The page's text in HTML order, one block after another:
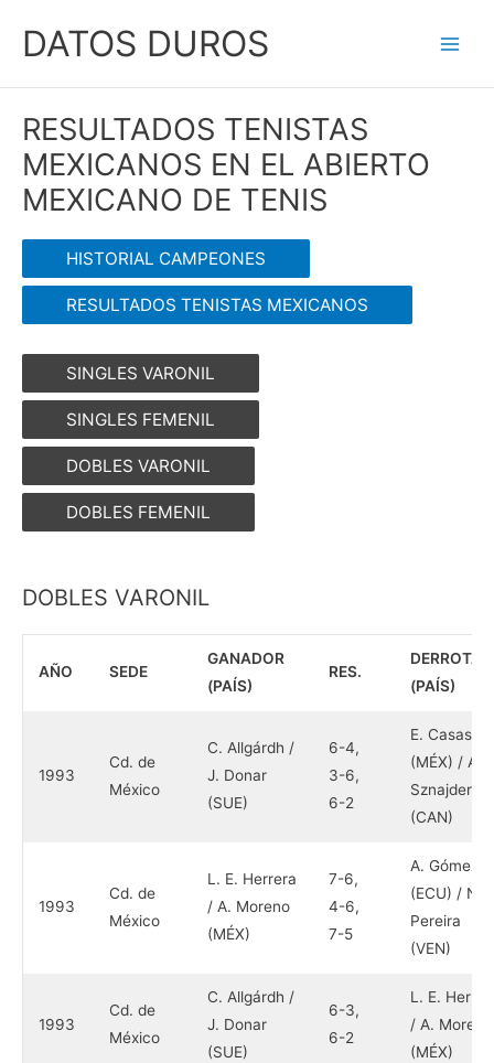
DATOS DUROS
RESULTADOS TENISTAS
MEXICANOS EN EL ABIERTO
MEXICANO DE TENIS
HISTORIAL CAMPEONES
RESULTADOS TENISTAS MEXICANOS
SINGLES VARONIL
SINGLES FEMENIL
DOBLES VARONIL
DOBLES FEMENIL
DOBLES VARONIL
AÑO SEDE
GANADOR
(PAÍS)
RES.
(PAÍS)
1993
Cd. de
México
C. Allgárdh /
J. Donar
(SUE)
6-4,
3-6,
6-2
E. Casas
(MÉX) / A.
Sznajder
(CAN)
1993
Cd. de
México
L. E. Herrera
/ A. Moreno
(MÉX)
7-6,
4-6,
7-5
A. Gómez
(ECU) / N.
Pereira
(VEN)
1993
Cd. de
México
C. Allgárdh /
J. Donar
(SUE)
6-3,
6-2
L. E.
/ A. Moreno
(MÉX)